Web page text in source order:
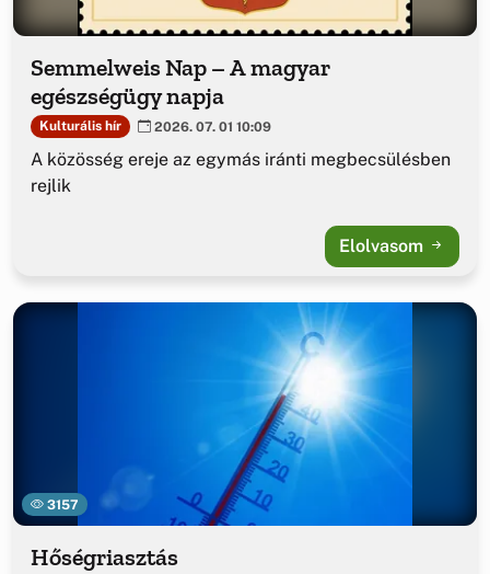
Semmelweis Nap – A magyar
egészségügy napja
Kulturális hír 2026. 07. 01 10:09
A közösség ereje az egymás iránti megbecsülésben
rejlik
Elolvasom
3157
Hőségriasztás